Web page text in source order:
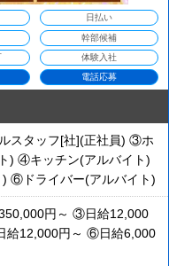
日払い
幹部候補
体験入社
電話応募
スタッフ[社](正社員) ③ホ
) ④キッチン(アルバイト)
⑥ドライバー(アルバイト)
円～ ③日給12,000
12,000円～ ⑥日給6,000